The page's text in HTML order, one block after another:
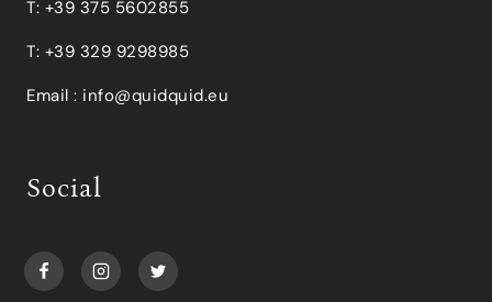
T: +39 375 5602855
T: +39 329 9298985
Email : info@quidquid.eu
Social